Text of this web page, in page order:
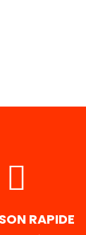
RAPIDE